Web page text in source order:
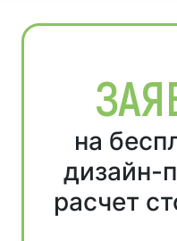
на
дизайн-
расчет